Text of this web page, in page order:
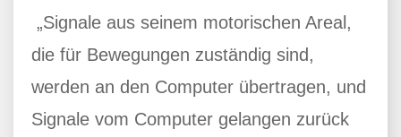
„Signale aus seinem motorischen Areal,
die für Bewegungen zuständig sind,
werden an den Computer übertragen, und
Signale vom Computer gelangen zurück